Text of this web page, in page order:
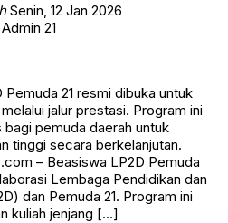
Senin, 12 Jan 2026
21
Pemuda 21 resmi dibuka untuk
jalur prestasi. Program ini
pemuda daerah untuk
tinggi secara berkelanjutan.
– Beasiswa LP2D Pemuda
Lembaga Pendidikan dan
dan Pemuda 21. Program ini
kuliah jenjang […]